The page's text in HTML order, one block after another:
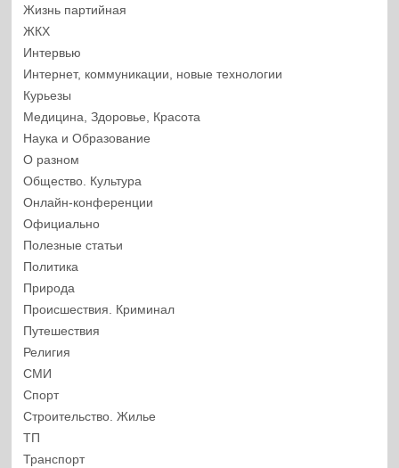
Жизнь партийная
ЖКХ
Интервью
Интернет, коммуникации, новые технологии
Курьезы
Медицина, Здоровье, Красота
Наука и Образование
О разном
Общество. Культура
Онлайн-конференции
Официально
Полезные статьи
Политика
Природа
Происшествия. Криминал
Путешествия
Религия
СМИ
Спорт
Строительство. Жилье
ТП
Транспорт